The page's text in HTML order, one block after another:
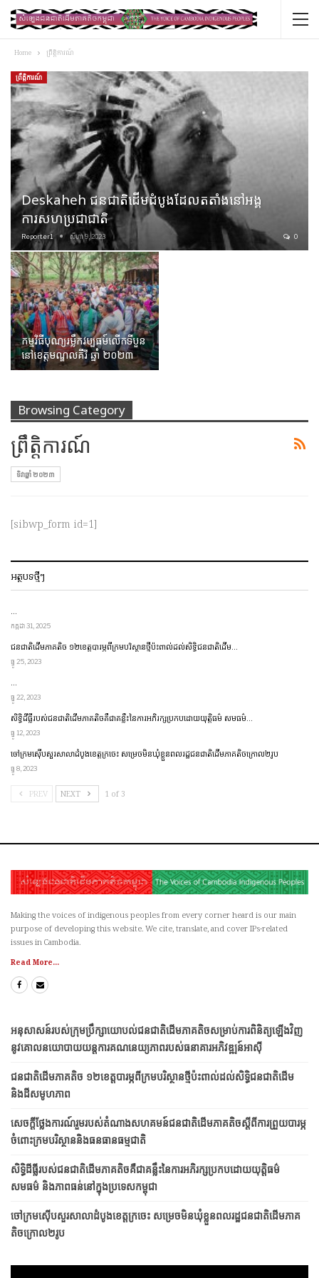
Home ព្រឹត្តិការណ៍
ព្រឹត្តិការណ៍
Deskaheh ជនជាតិដើមដំបូងដែលតតាំងនៅអង្គ
ការសហប្រជាជាតិ
Reporter1 សីហា 9, 2023 0
កម្មវិធីបុណ្យរម្លឹកវប្បធម៍លើកទីបួន
នៅខេត្តមណ្ឌលគីរី ឆ្នាំ ២០២៣
Browsing Category
ព្រឹត្តិការណ៍
ទិវាឆ្នាំ ២០២៣
[sibwp_form id=1]
អត្ថបទថ្មីៗ
កក្កដា 31, 2025
ជនជាតិ​ដើម​ភាគតិច ១២​ខេត្ត​​បារម្ភ​ពី​ក្រម​បរិស្ថាន​ថ្មី​ប៉ះពាល់​ដល់​សិទ្ធិ​ជនជាតិ​ដើម…
ធ្នូ 25, 2023
ធ្នូ 22, 2023
សិទ្ធិដីធ្លីរបស់ជនជាតិដើមភាគតិចគឺជាគន្លឹះនៃការអភិរក្សប្រកប​ដោយ​​យុត្តិធម៌ សមធម៌…
ធ្នូ 12, 2023
ចៅក្រមស៊ើបសួរសាលាដំបូងខេត្តក្រចេះ សម្រេចមិនឃុំខ្លួនពលរដ្ឋជនជាតិដើមភាគតិចក្រោល២រូប
ធ្នូ 8, 2023
PREV NEXT 1 of 3
Making the voices of indigenous peoples from every corner heard is our main
purpose of developing this website. We cite, translate, and cover IPs-related
issues in Cambodia.
Read More...
អនុសាសន៍របស់ក្រុមប្រឹក្សាយោបល់ជនជាតិដើមភាគតិចសម្រាប់ការពិនិត្យឡើងវិញ
នូវគោលនយោបាយយន្តការគណនេយ្យភាពរបស់ធនាគារអភិវឌ្ឍន៍អាស៊ី
ជនជាតិ​ដើម​ភាគតិច ១២​ខេត្ត​​បារម្ភ​ពី​ក្រម​បរិស្ថាន​ថ្មី​ប៉ះពាល់​ដល់​សិទ្ធិ​ជនជាតិ​ដើម
និង​ដី​សមូហភាព
សេចក្តីថ្លែងការណ៍រួមរបស់តំណាងសហគមន៍ជនជាតិដើមភាគតិចស្តីពីការព្រួយបារម្ភ
ចំពោះក្រមបរិស្ថាននិងធនធានធម្មជាតិ
សិទ្ធិដីធ្លីរបស់ជនជាតិដើមភាគតិចគឺជាគន្លឹះនៃការអភិរក្សប្រកប​ដោយ​​យុត្តិធម៌
សមធម៌ និងភាពធន់នៅក្នុងប្រទេសកម្ពុជា
ចៅក្រមស៊ើបសួរសាលាដំបូងខេត្តក្រចេះ សម្រេចមិនឃុំខ្លួនពលរដ្ឋជនជាតិដើមភាគ
តិចក្រោល២រូប